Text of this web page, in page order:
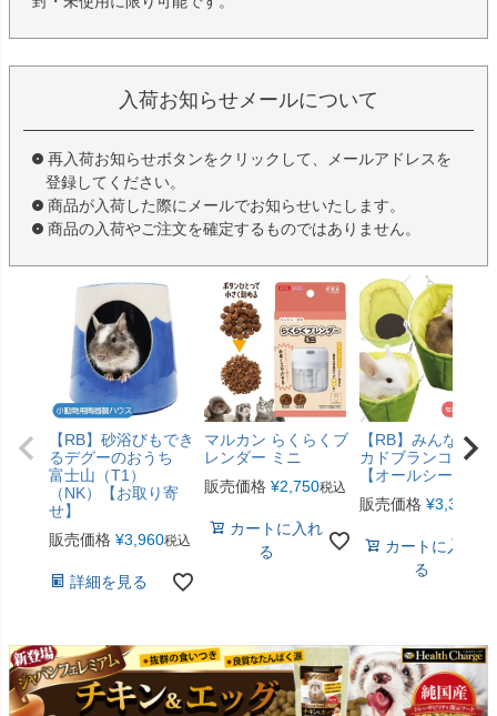
入荷お知らせメールについて
再入荷お知らせボタンをクリックして、メールアドレスを
登録してください。
商品が入荷した際にメールでお知らせいたします。
商品の入荷やご注文を確定するものではありません。
【RB】砂浴びもでき
るデグーのおうち
富士山（T1）
（NK）【お取り寄
せ】
販売価格 ¥3,960税込
詳細を見る
マルカン らくらくブ
レンダー ミニ
販売価格 ¥2,750税込
カートに入れ
る
【RB】みんなのア
カドブランコ（F2
【オールシーズン
販売価格 ¥3,300
カートに入れ
る